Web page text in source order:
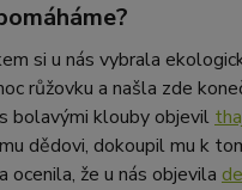
si u nás vybrala
růžovku a našla zde
bolavými klouby objevil
dědovi, dokoupil mu k
ocenila, že u nás objevila